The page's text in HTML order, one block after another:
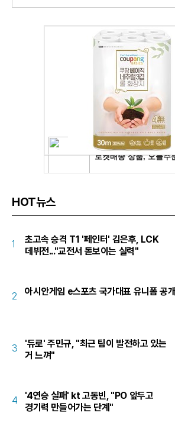
HOT뉴스
1
초고속 승격 T1 '페인터' 김은후, LCK
데뷔전..."교전서 돋보이는 실력"
2 아시안게임 e스포츠 국가대표 유니폼 공개
3
'듀로' 주민규, "최근 팀이 발전하고 있는
거 느껴"
4
'4연승 실패' kt 고동빈, "PO 앞두고
경기력 만들어가는 단계"